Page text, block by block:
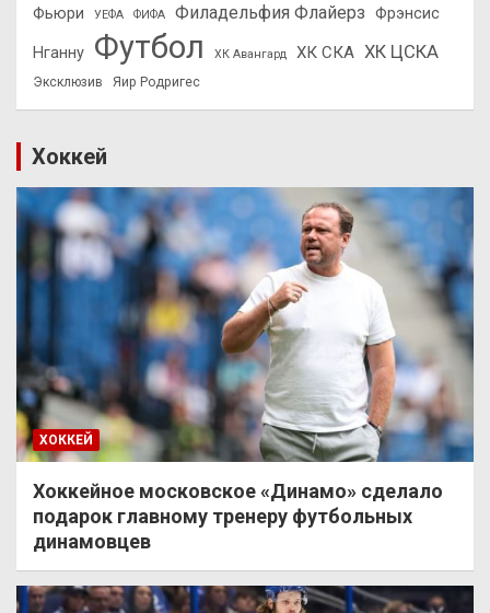
Фьюри
УЕФА ФИФА Филадельфия Флайерз Фрэнсис
Нганну Футбол ХК Авангард ХК СКА ХК ЦСКА
Эксклюзив Яир Родригес
Хоккей
ХОККЕЙ
Хоккейное московское «Динамо» сделало
подарок главному тренеру футбольных
динамовцев